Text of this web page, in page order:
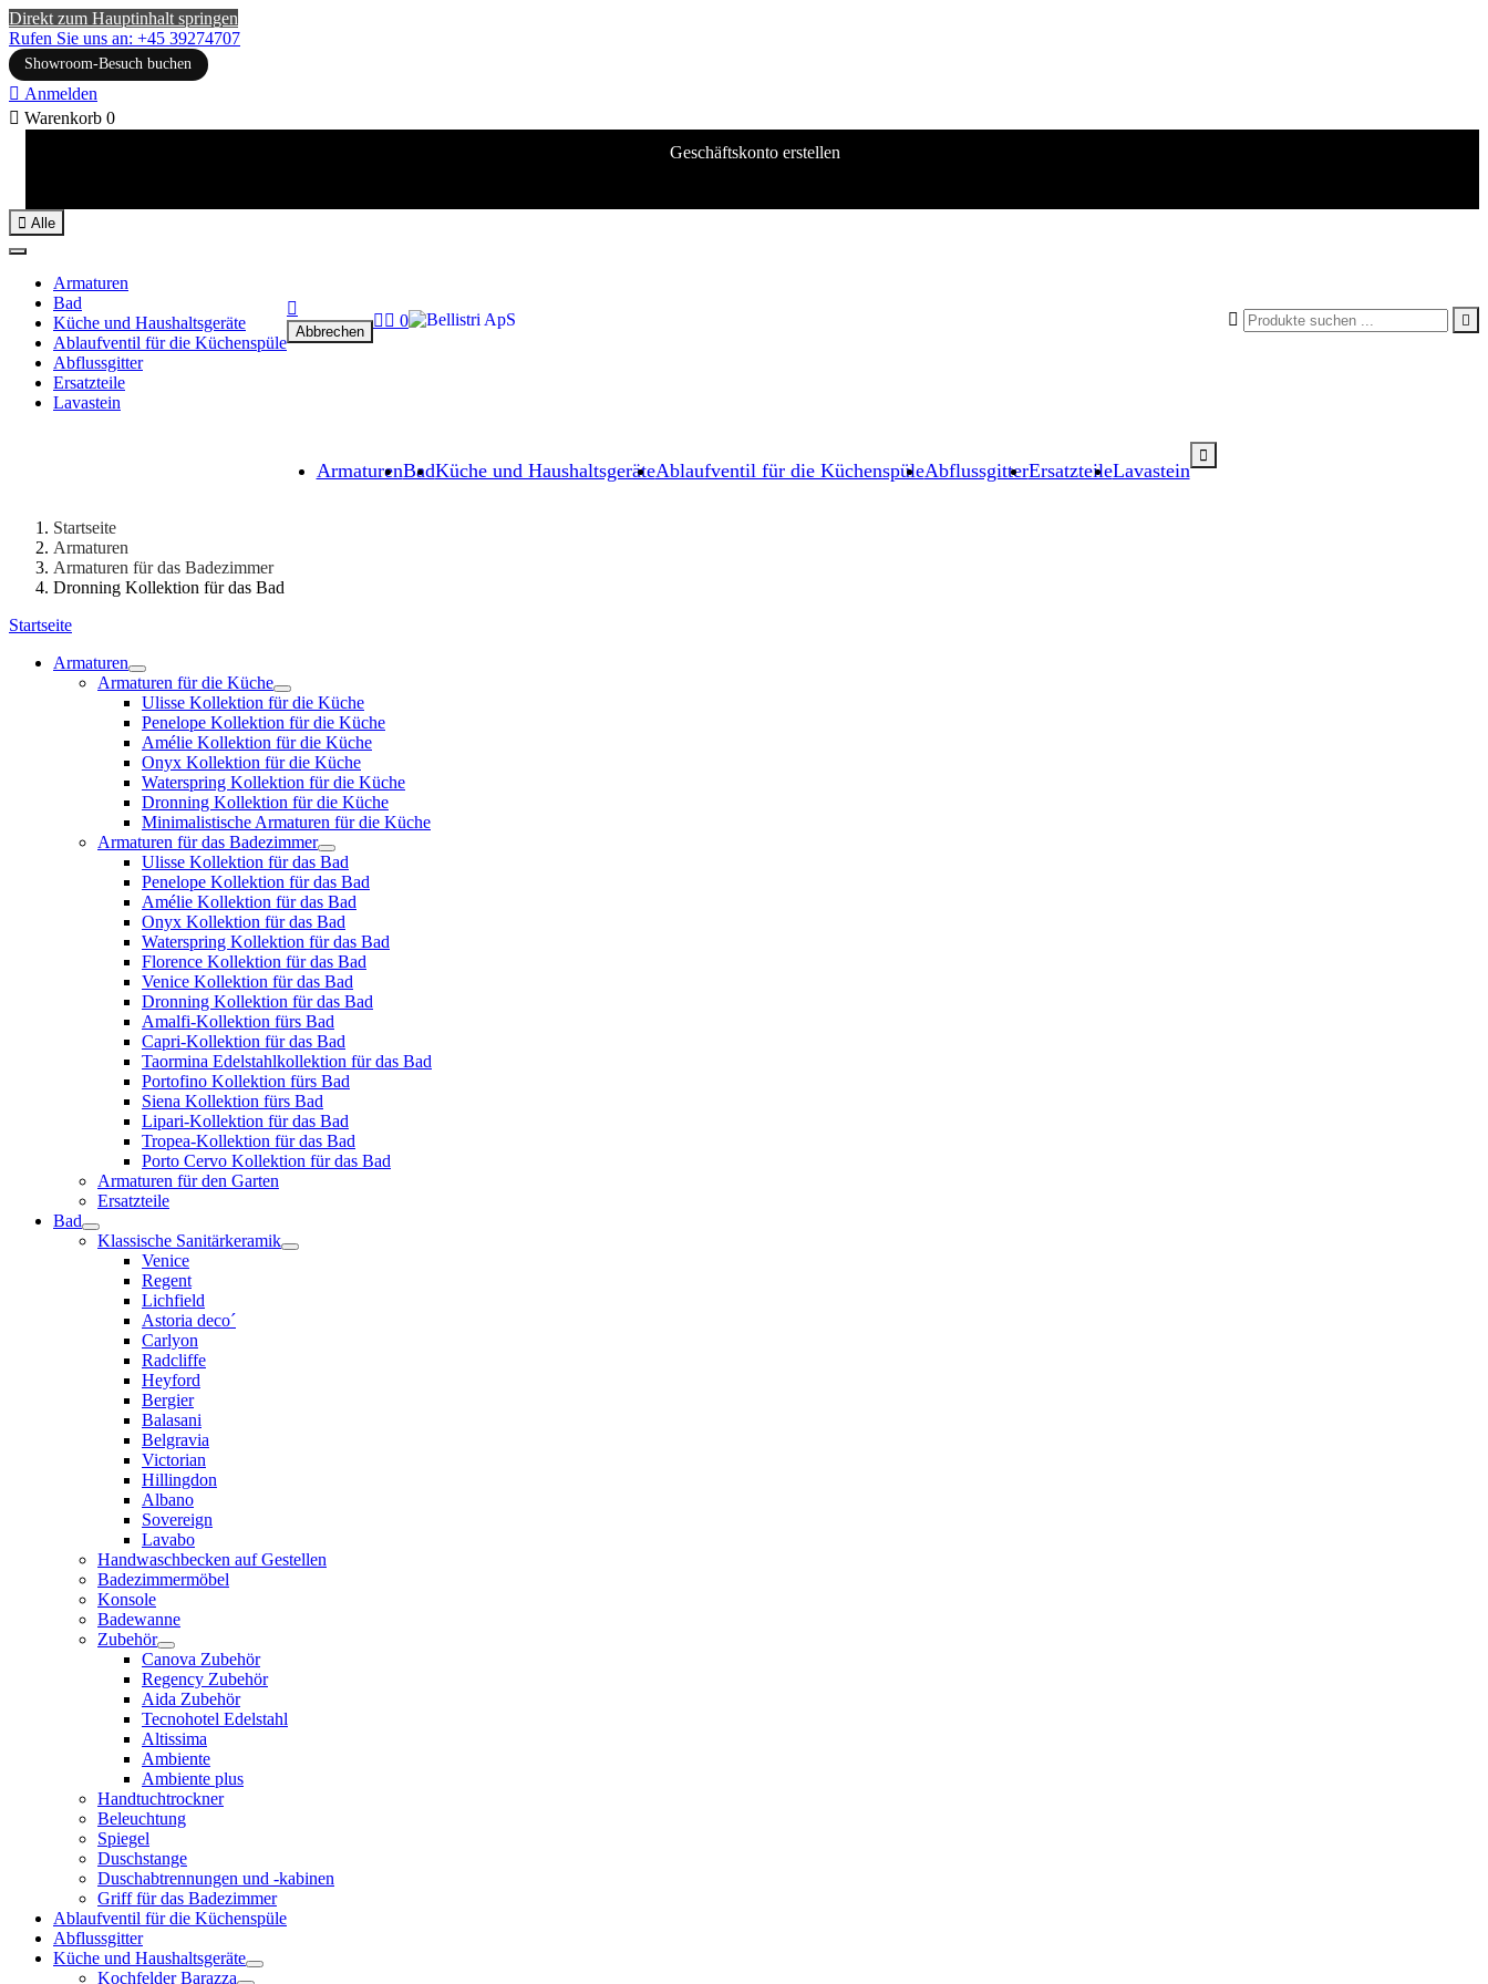
Direkt zum Hauptinhalt springen
Rufen Sie uns an: +45 39274707
Showroom-Besuch buchen
 Anmelden
 Warenkorb 0
Geschäftskonto erstellen
ArmaturenBadKüche und HaushaltsgeräteAblaufventil für die KüchenspüleAbflussgitterErsatzteileLavastein

 Alle
Armaturen
Bad
Küche und Haushaltsgeräte
Ablaufventil für die Küchenspüle
Abflussgitter
Ersatzteile
Lavastein
 

Abbrechen
  0
Startseite
Armaturen
Armaturen für das Badezimmer
Dronning Kollektion für das Bad
Startseite
Armaturen
Armaturen für die Küche
Ulisse Kollektion für die Küche
Penelope Kollektion für die Küche
Amélie Kollektion für die Küche
Onyx Kollektion für die Küche
Waterspring Kollektion für die Küche
Dronning Kollektion für die Küche
Minimalistische Armaturen für die Küche
Armaturen für das Badezimmer
Ulisse Kollektion für das Bad
Penelope Kollektion für das Bad
Amélie Kollektion für das Bad
Onyx Kollektion für das Bad
Waterspring Kollektion für das Bad
Florence Kollektion für das Bad
Venice Kollektion für das Bad
Dronning Kollektion für das Bad
Amalfi-Kollektion fürs Bad
Capri-Kollektion für das Bad
Taormina Edelstahlkollektion für das Bad
Portofino Kollektion fürs Bad
Siena Kollektion fürs Bad
Lipari-Kollektion für das Bad
Tropea-Kollektion für das Bad
Porto Cervo Kollektion für das Bad
Armaturen für den Garten
Ersatzteile
Bad
Klassische Sanitärkeramik
Venice
Regent
Lichfield
Astoria deco´
Carlyon
Radcliffe
Heyford
Bergier
Balasani
Belgravia
Victorian
Hillingdon
Albano
Sovereign
Lavabo
Handwaschbecken auf Gestellen
Badezimmermöbel
Konsole
Badewanne
Zubehör
Canova Zubehör
Regency Zubehör
Aida Zubehör
Tecnohotel Edelstahl
Altissima
Ambiente
Ambiente plus
Handtuchtrockner
Beleuchtung
Spiegel
Duschstange
Duschabtrennungen und -kabinen
Griff für das Badezimmer
Ablaufventil für die Küchenspüle
Abflussgitter
Küche und Haushaltsgeräte
Kochfelder Barazza